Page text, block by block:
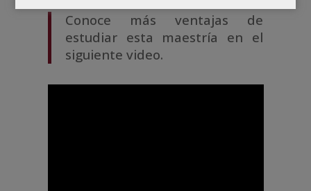
Conoce más ventajas de
estudiar esta maestría en el
siguiente video.